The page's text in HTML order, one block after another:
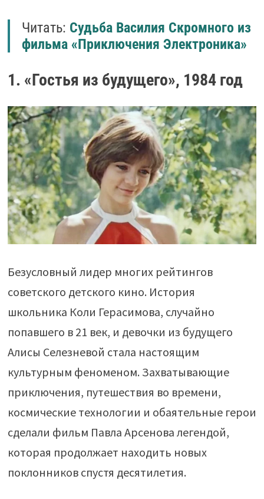
Читать: Судьба Василия Скромного из
фильма «Приключения Электроника»
1. «Гостья из будущего», 1984 год
Безусловный лидер многих рейтингов
советского детского кино. История
школьника Коли Герасимова, случайно
попавшего в 21 век, и девочки из будущего
Алисы Селезневой стала настоящим
культурным феноменом. Захватывающие
приключения, путешествия во времени,
космические технологии и обаятельные герои
сделали фильм Павла Арсенова легендой,
которая продолжает находить новых
поклонников спустя десятилетия.